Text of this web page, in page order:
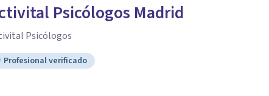
Psicólogos Madrid
Psicólogos
Profesional verificado